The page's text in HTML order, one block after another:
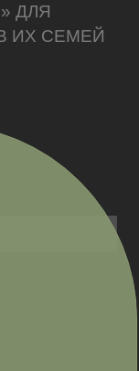
ДЛЯ
ИХ СЕМЕЙ